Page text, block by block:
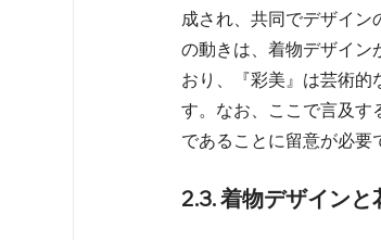
成され、共同でデザイン
の動きは、着物デザイン
おり、『彩美』は芸術的
す。なお、ここで言及す
であることに留意が必要
2.3. 着物デザイン